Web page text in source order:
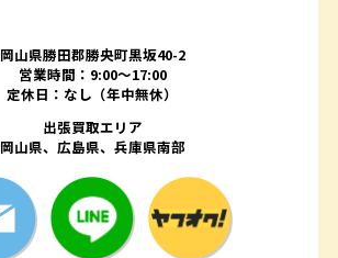
岡山県勝田郡勝央町黒坂40-2
営業時間：9:00～17:00
定休日：なし（年中無休）
出張買取エリア
岡山県、広島県、兵庫県南部